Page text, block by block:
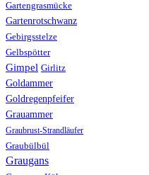
Gartengrasmücke
Gartenrotschwanz
Gebirgsstelze
Gelbspötter
Gimpel Girlitz
Goldammer
Goldregenpfeifer
Grauammer
Graubrust-Strandläufer
Graubülbül
Graugans